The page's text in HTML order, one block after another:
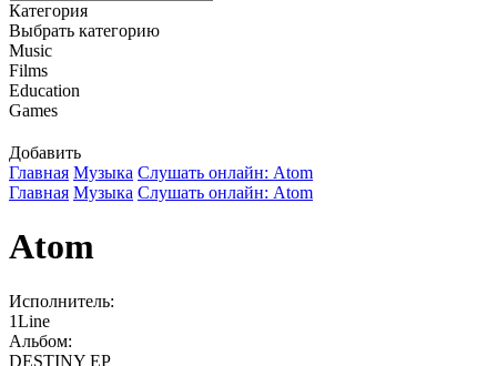
Категория
Выбрать категорию
Music
Films
Education
Games
Добавить
Главная Музыка Слушать онлайн: Atom
Главная Музыка Слушать онлайн: Atom
Atom
Исполнитель:
1Line
Альбом:
DESTINY EP